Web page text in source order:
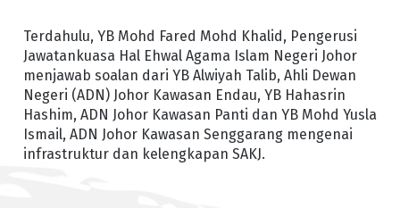
Terdahulu, YB Mohd Fared Mohd Khalid, Pengerusi
Jawatankuasa Hal Ehwal Agama Islam Negeri Johor
menjawab soalan dari YB Alwiyah Talib, Ahli Dewan
Negeri (ADN) Johor Kawasan Endau, YB Hahasrin
Hashim, ADN Johor Kawasan Panti dan YB Mohd Yusla
Ismail, ADN Johor Kawasan Senggarang mengenai
infrastruktur dan kelengkapan SAKJ.